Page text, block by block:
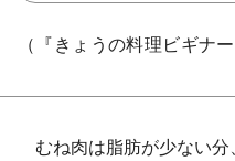
（『きょうの料理ビギナ
むね肉は脂肪が少ない分